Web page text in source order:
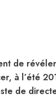
de
à l’été
de